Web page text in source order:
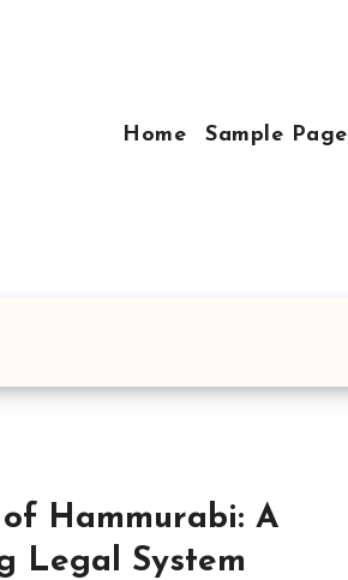
Home Sample Page
of Hammurabi: A
Legal System